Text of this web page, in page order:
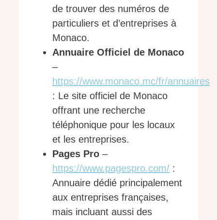
de trouver des numéros de
particuliers et d’entreprises à
Monaco.
Annuaire Officiel de Monaco
–
https://www.monaco.mc/fr/annuaires
: Le site officiel de Monaco
offrant une recherche
téléphonique pour les locaux
et les entreprises.
Pages Pro –
https://www.pagespro.com/ :
Annuaire dédié principalement
aux entreprises françaises,
mais incluant aussi des